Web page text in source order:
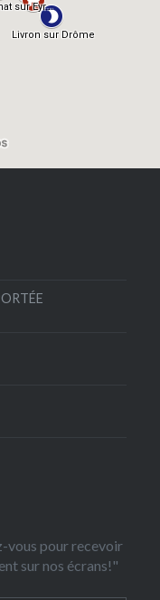
vous pour recevoir
sur nos écrans!"